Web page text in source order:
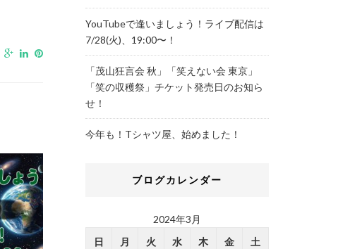
YouTubeで逢いましょう！ライブ配信は
7/28(火)、19:00〜！
「茂山狂言会 秋」「笑えない会 東京」
「笑の収穫祭」チケット発売日のお知ら
せ！
今年も！Tシャツ屋、始めました！
ブログカレンダー
2024年3月
日
月 火 水 木 金 土